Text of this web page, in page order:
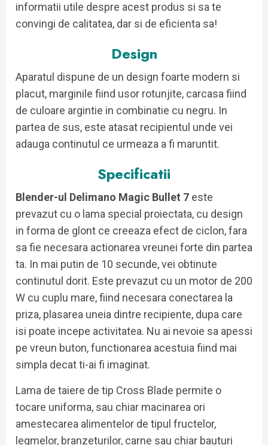
informatii utile despre acest produs si sa te
convingi de calitatea, dar si de eficienta sa!
Design
Aparatul dispune de un design foarte modern si
placut, marginile fiind usor rotunjite, carcasa fiind
de culoare argintie in combinatie cu negru. In
partea de sus, este atasat recipientul unde vei
adauga continutul ce urmeaza a fi maruntit.
Specificatii
Blender-ul Delimano Magic Bullet 7 este
prevazut cu o lama special proiectata, cu design
in forma de glont ce creeaza efect de ciclon, fara
sa fie necesara actionarea vreunei forte din partea
ta. In mai putin de 10 secunde, vei obtinute
continutul dorit. Este prevazut cu un motor de 200
W cu cuplu mare, fiind necesara conectarea la
priza, plasarea uneia dintre recipiente, dupa care
isi poate incepe activitatea. Nu ai nevoie sa apessi
pe vreun buton, functionarea acestuia fiind mai
simpla decat ti-ai fi imaginat.
Lama de taiere de tip Cross Blade permite o
tocare uniforma, sau chiar macinarea ori
amestecarea alimentelor de tipul fructelor,
legmelor, branzeturilor, carne sau chiar bauturi